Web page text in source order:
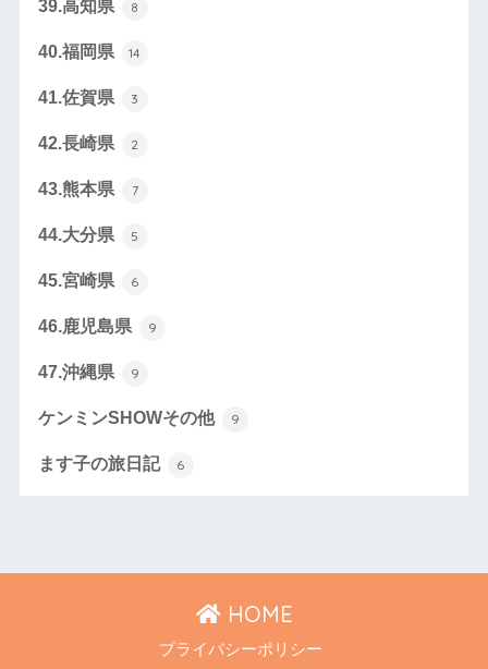
39.高知県 8
40.福岡県 14
41.佐賀県 3
42.長崎県 2
43.熊本県 7
44.大分県 5
45.宮崎県 6
46.鹿児島県 9
47.沖縄県 9
ケンミンSHOWその他 9
ます子の旅日記 6
HOME
プライバシーポリシー